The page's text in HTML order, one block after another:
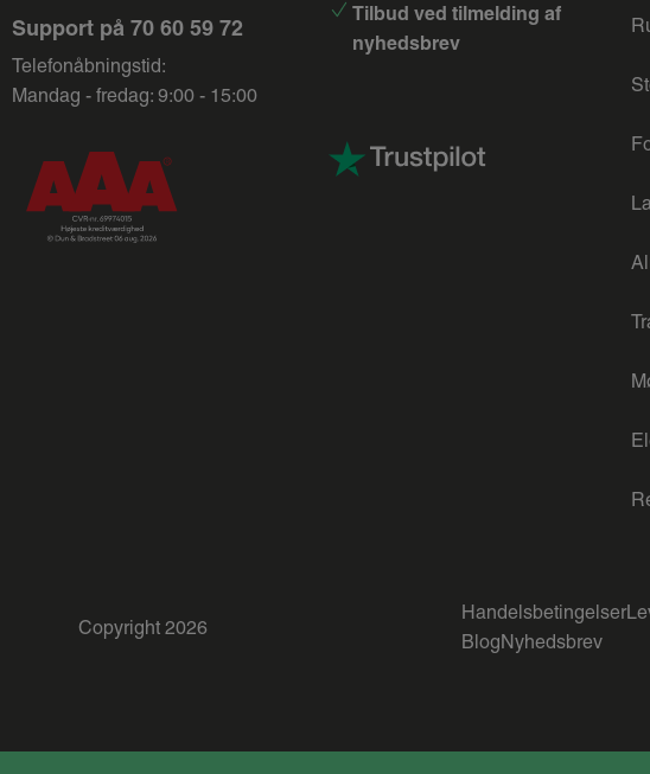
Support på 70 60 59 72
Telefonåbningstid:
Mandag - fredag: 9:00 - 15:00
Tilbud ved tilmelding af
nyhedsbrev
Copyright 2026
Handelsbetingelser
BlogNyhedsbrev